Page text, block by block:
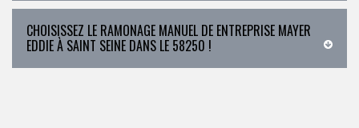
CHOISISSEZ LE RAMONAGE MANUEL DE ENTREPRISE MAYER
EDDIE À SAINT SEINE DANS LE 58250 !